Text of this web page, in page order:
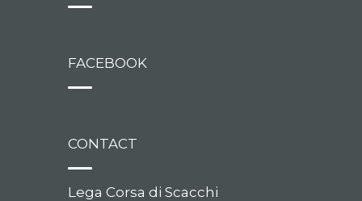
FACEBOOK
CONTACT
Lega Corsa di Scacchi